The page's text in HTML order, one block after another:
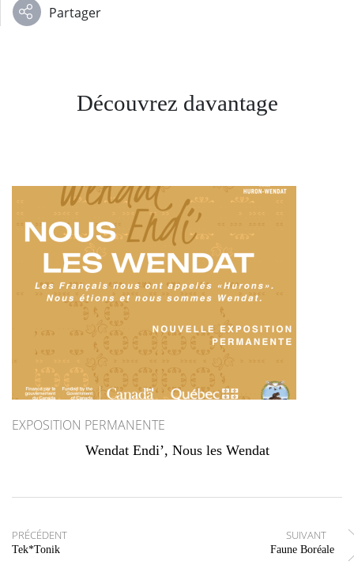
Partager
Découvrez davantage
EXPOSITION PERMANENTE
Wendat Endi’, Nous les Wendat
PRÉCÉDENT
Tek*Tonik
SUIVANT
Faune Boréale